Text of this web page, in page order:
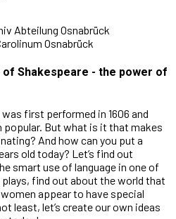
Abteilung Osnabrück
Osnabrück
of Shakespeare - the power of
first performed in 1606 and
popular. But what is it that makes
And how can you put a
old today? Let’s find out
smart use of language in one of
find out about the world that
appear to have special
least, let’s create our own ideas